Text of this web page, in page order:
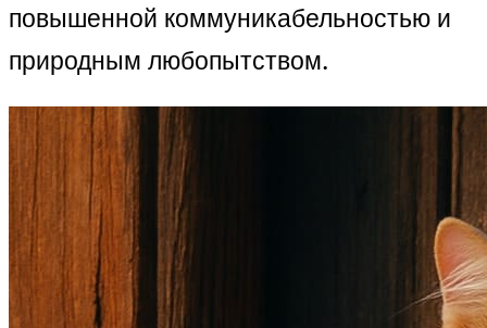
повышенной коммуникабельностью и
природным любопытством.